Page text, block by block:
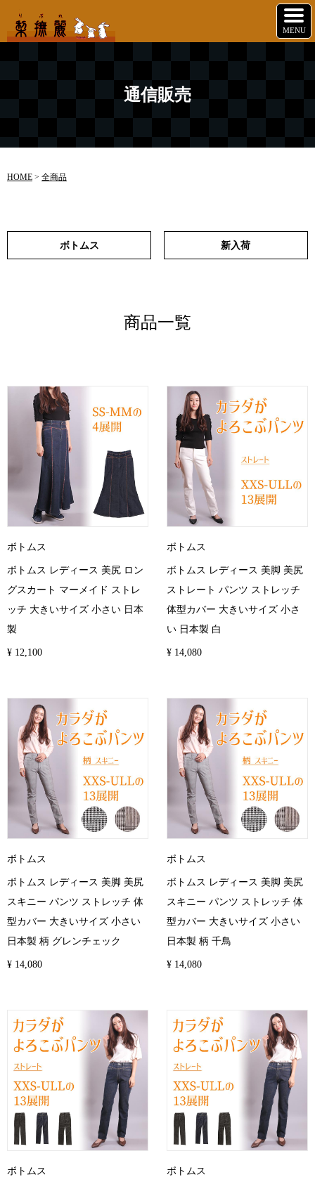
通信販売
HOME > 全商品
ボトムス 新入荷
商品一覧
ボトムス
ボトムス レディース 美尻 ロン
グスカート マーメイド ストレ
ッチ 大きいサイズ 小さい 日本
製
¥ 12,100
ボトムス
ボトムス レディース 美脚 美尻
ストレート パンツ ストレッチ
体型カバー 大きいサイズ 小さ
い 日本製 白
¥ 14,080
ボトムス
ボトムス レディース 美脚 美尻
スキニー パンツ ストレッチ 体
型カバー 大きいサイズ 小さい
日本製 柄 グレンチェック
¥ 14,080
ボトムス
ボトムス レディース 美脚 美尻
スキニー パンツ ストレッチ 体
型カバー 大きいサイズ 小さい
日本製 柄 千鳥
¥ 14,080
ボトムス ボトムス